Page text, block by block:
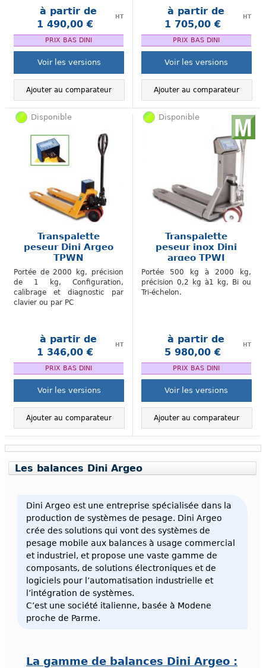
à partir de
1 490,00 €
HT
PRIX BAS DINI
Voir les versions
Ajouter au comparateur
à partir de
1 705,00 €
HT
PRIX BAS DINI
Voir les versions
Ajouter au comparateur
Disponible
Transpalette
peseur Dini Argeo
TPWN
Portée de 2000 kg, précision
de 1 kg, Configuration,
calibrage et diagnostic par
clavier ou par PC
à partir de
1 346,00 €
HT
PRIX BAS DINI
Voir les versions
Ajouter au comparateur
Disponible
Transpalette
peseur inox Dini
argeo TPWI
Portée 500 kg à 2000 kg,
précision 0,2 kg à1 kg, Bi ou
Tri-échelon.
à partir de
5 980,00 €
HT
PRIX BAS DINI
Voir les versions
Ajouter au comparateur
Les balances Dini Argeo
Dini Argeo est une entreprise spécialisée dans la
production de systèmes de pesage. Dini Argeo
crée des solutions qui vont des systèmes de
pesage mobile aux balances à usage commercial
et industriel, et propose une vaste gamme de
composants, de solutions électroniques et de
logiciels pour l’automatisation industrielle et
l’intégration de systèmes.
C’est une société italienne, basée à Modene
proche de Parme.
La gamme de balances Dini Argeo :